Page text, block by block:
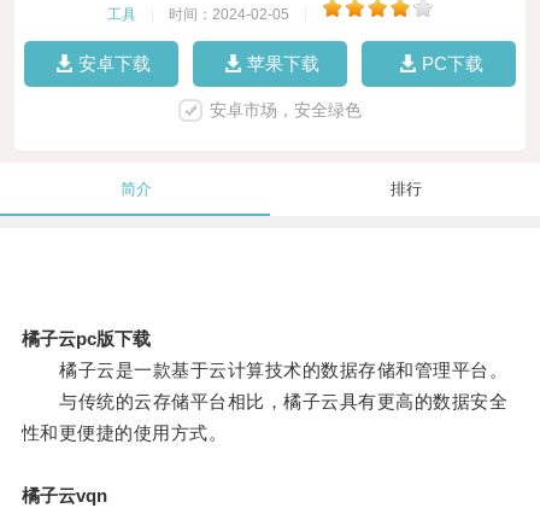
工具 时间：2024-02-05
安卓下载 苹果下载 PC下载
安卓市场，安全绿色
简介 排行
橘子云pc版下载
橘子云是一款基于云计算技术的数据存储和管理平台。
与传统的云存储平台相比，橘子云具有更高的数据安全
性和更便捷的使用方式。
橘子云vqn